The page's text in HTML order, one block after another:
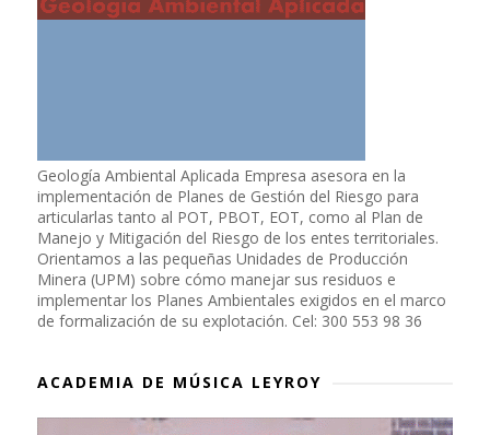
Geología Ambiental Aplicada Empresa asesora en la
implementación de Planes de Gestión del Riesgo para
articularlas tanto al POT, PBOT, EOT, como al Plan de
Manejo y Mitigación del Riesgo de los entes territoriales.
Orientamos a las pequeñas Unidades de Producción
Minera (UPM) sobre cómo manejar sus residuos e
implementar los Planes Ambientales exigidos en el marco
de formalización de su explotación. Cel: 300 553 98 36
ACADEMIA DE MÚSICA LEYROY